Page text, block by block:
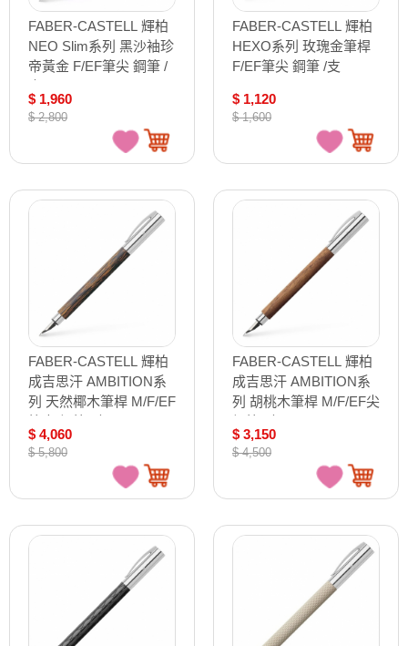
FABER-CASTELL 輝柏
NEO Slim系列 黑沙袖珍
帝黃金 F/EF筆尖 鋼筆 /
$ 1,960
$ 2,800
FABER-CASTELL 輝柏
HEXO系列 玫瑰金筆桿
F/EF筆尖 鋼筆 /支
$ 1,120
$ 1,600
FABER-CASTELL 輝柏
成吉思汗 AMBITION系
列 天然椰木筆桿 M/F/EF
148170/148171/148172
$ 4,060
$ 5,800
FABER-CASTELL 輝柏
成吉思汗 AMBITION系
列 胡桃木筆桿 M/F/EF尖
148580/148581/148582
$ 3,150
$ 4,500